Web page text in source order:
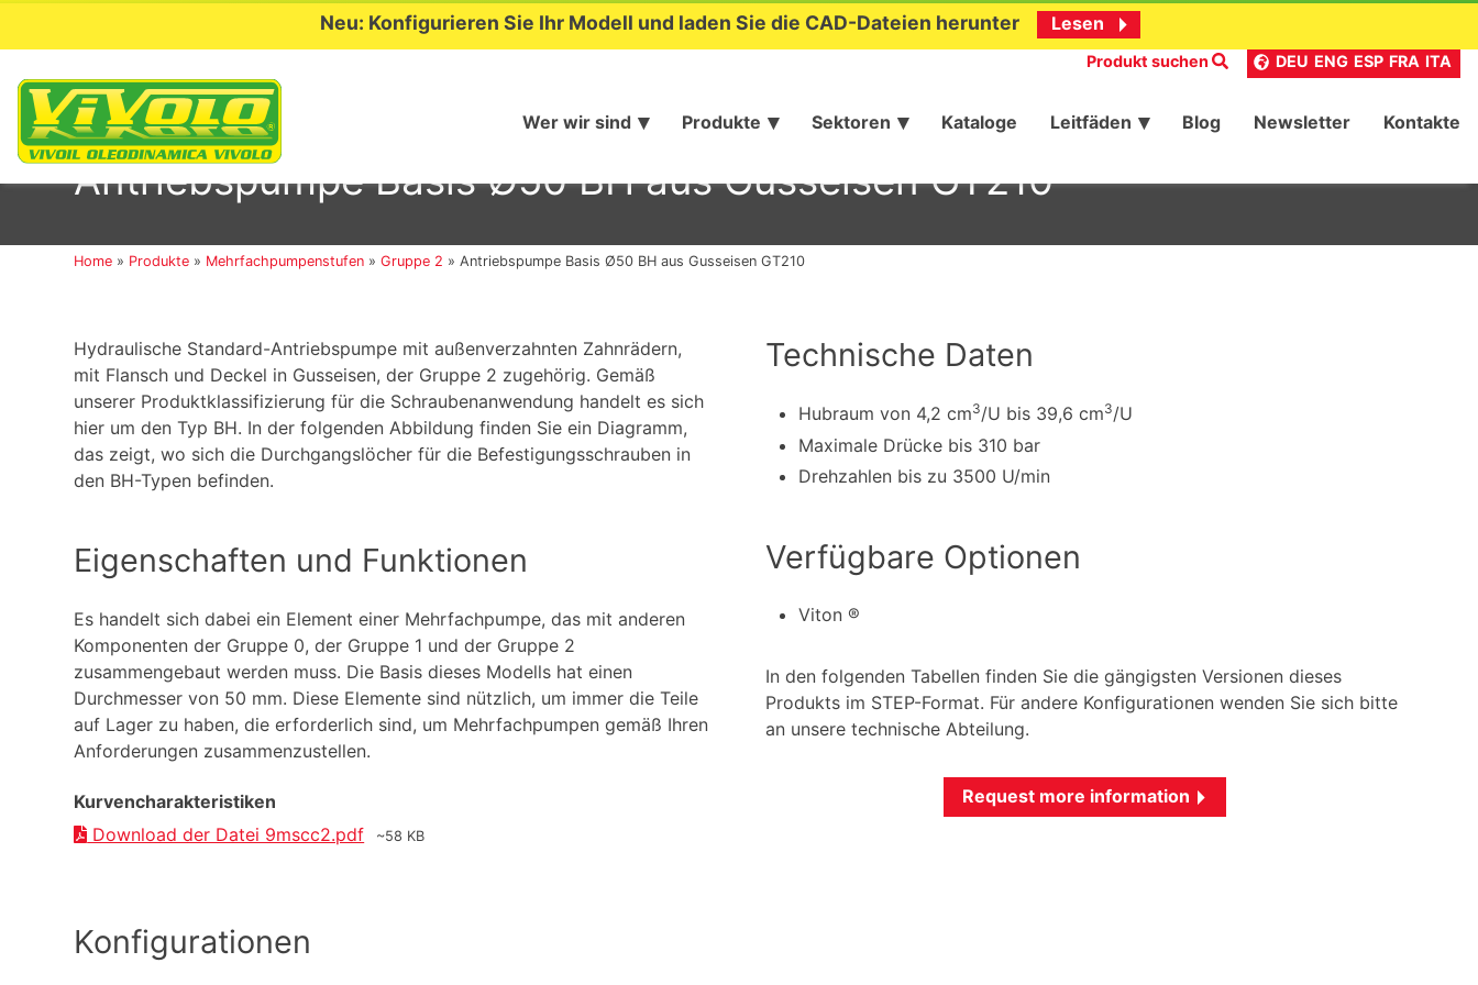
Skip
content
Neu: Konfigurieren Sie Ihr Modell und laden Sie die CAD-Dateien herunter Lesen
Produkt suchen DEU ENG ESP FRA ITA
Wer wir sind Produkte Sektoren Kataloge Leitfäden Blog Newsletter Kontakte
Antriebspumpe Basis Ø50 BH aus Gusseisen GT210
Home » Produkte » Mehrfachpumpenstufen »Gruppe 2 »Antriebspumpe Basis Ø50 BH aus Gusseisen GT210
Hydraulische Standard-Antriebspumpe mit außenverzahnten Zahnrädern,
mit Flansch und Deckel in Gusseisen, der Gruppe 2 zugehörig. Gemäß
unserer Produktklassifizierung für die Schraubenanwendung handelt es sich
hier um den Typ BH. In der folgenden Abbildung finden Sie ein Diagramm,
das zeigt, wo sich die Durchgangslöcher für die Befestigungsschrauben in
den BH-Typen befinden.
Eigenschaften und Funktionen
Es handelt sich dabei ein Element einer Mehrfachpumpe, das mit anderen
Komponenten der Gruppe 0, der Gruppe 1 und der Gruppe 2
zusammengebaut werden muss. Die Basis dieses Modells hat einen
Durchmesser von 50 mm. Diese Elemente sind nützlich, um immer die Teile
auf Lager zu haben, die erforderlich sind, um Mehrfachpumpen gemäß Ihren
Anforderungen zusammenzustellen.
Kurvencharakteristiken
Download der Datei 9mscc2.pdf
~58 KB
Technische Daten
Hubraum von 4,2 cm3/U bis 39,6 cm3/U
Maximale Drücke bis 310 bar
Drehzahlen bis zu 3500 U/min
Verfügbare Optionen
Viton ®
In den folgenden Tabellen finden Sie die gängigsten Versionen dieses
Produkts im STEP-Format. Für andere Konfigurationen wenden Sie sich bitte
an unsere technische Abteilung.
Request more information
Konfigurationen